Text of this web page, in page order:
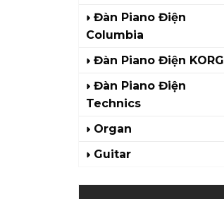
Đàn Piano Điện
Columbia
Đàn Piano Điện KORG
Đàn Piano Điện
Technics
Organ
Guitar